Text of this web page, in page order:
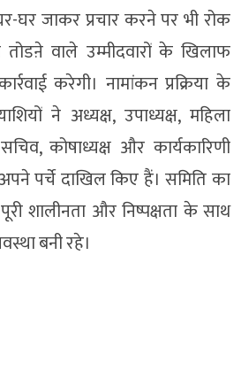
घर जाकर प्रचार करने पर भी रोक
वाले उम्मीदवारों के खिलाफ
करेगी। नामांकन प्रक्रिया के
ने अध्यक्ष, उपाध्यक्ष, महिला
कोषाध्यक्ष और कार्यकारिणी
पर्चे दाखिल किए हैं। समिति का
शालीनता और निष्पक्षता के साथ
बनी रहे।